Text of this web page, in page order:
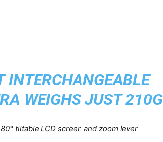
INTERCHANGEABLE
WEIGHS JUST 210G
tiltable LCD screen and zoom lever